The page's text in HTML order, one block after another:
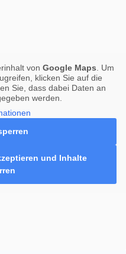
von Google Maps. Um
klicken Sie auf die
Sie, dass dabei Daten an
werden.
und Inhalte